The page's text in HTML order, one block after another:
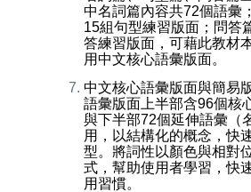
中名詞篇內容共72個語彙
15組句型練習版面；問答
答練習版面，可藉此教材
用中文核心語彙版面。
中文核心語彙版面與簡易
語彙版面上半部含96個核
與下半部72個延伸語彙（
用，以結構化的概念，快
型。將詞性以顏色與相對
式，幫助使用者學習，快
用習慣。